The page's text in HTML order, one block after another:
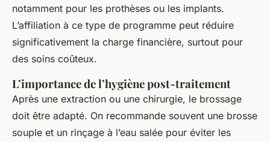
notamment pour les prothèses ou les implants.
L’affiliation à ce type de programme peut réduire
significativement la charge financière, surtout pour
des soins coûteux.
L’importance de l’hygiène post-traitement
Après une extraction ou une chirurgie, le brossage
doit être adapté. On recommande souvent une brosse
souple et un rinçage à l’eau salée pour éviter les